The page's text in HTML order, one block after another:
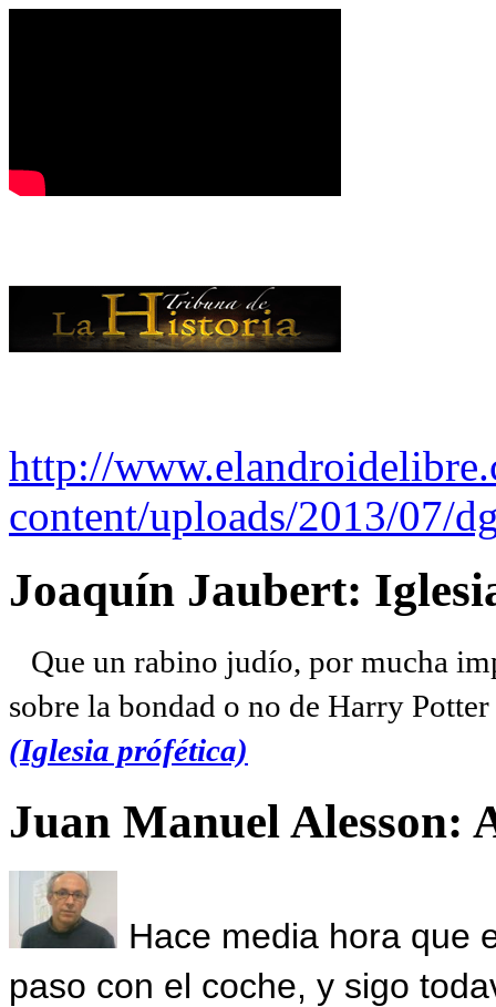
http://
content/uploads/2013/07/
Joaquín Jaubert:
Que un rabino judío, por mucha
sobre la bondad o no de Harry
(Iglesia prófética)
Juan Manuel Alesson:
Hace media hora que
paso con el coche, y sigo